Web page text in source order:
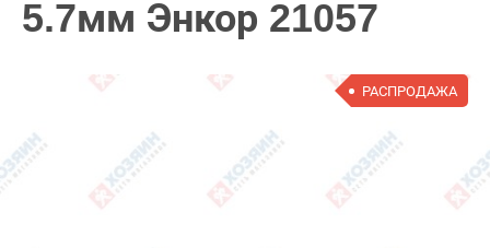
5.7мм Энкор 21057
РАСПРОДАЖА